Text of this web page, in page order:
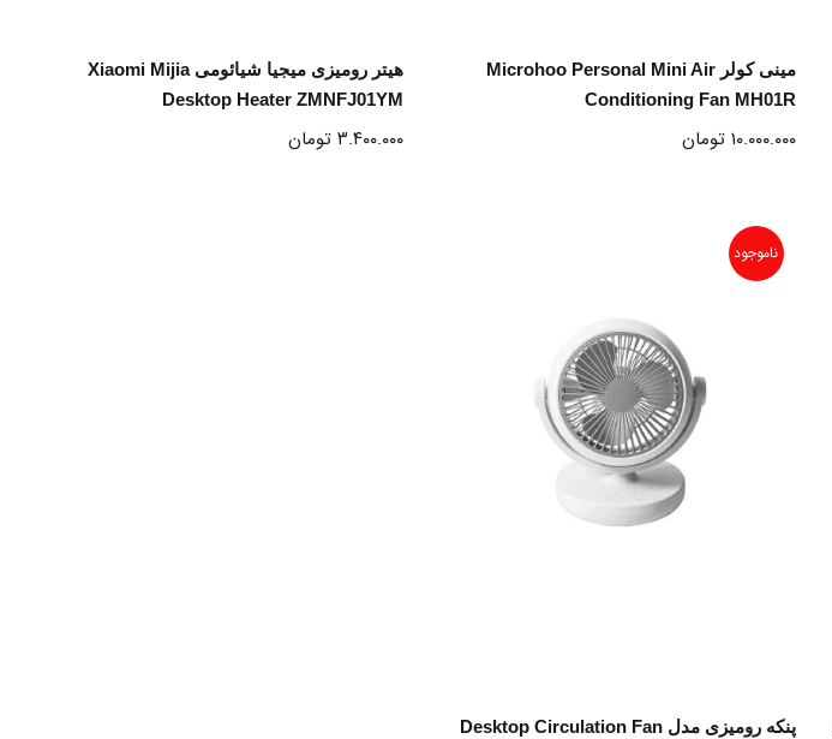
انتخاب گزینه ها
مینی کولر Microhoo Personal Mini Air
Conditioning Fan MH01R
۱۰.۰۰۰.۰۰۰ تومان
انتخاب گزینه هاهیتر رومیزی میجیا شیائومی Xiaomi Mijia
Desktop Heater ZMNFJ01YM
۳.۴۰۰.۰۰۰ تومان
ناموجود
اطلاعات بیشتر
پنکه رومیزی مدل Desktop Circulation Fan